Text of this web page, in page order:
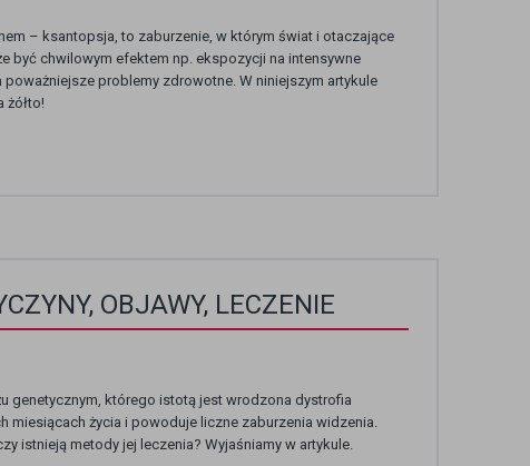
– ksantopsja, to zaburzenie, w którym świat i otaczające
być chwilowym efektem np. ekspozycji na intensywne
problemy zdrowotne. W niniejszym artykule
żółto!
OBJAWY, LECZENIE
genetycznym, którego istotą jest wrodzona dystrofia
miesiącach życia i powoduje liczne zaburzenia widzenia.
istnieją metody jej leczenia? Wyjaśniamy w artykule.